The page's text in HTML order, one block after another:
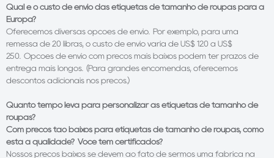
Qual é o custo de envio das etiquetas de tamanho de roupas para a
Europa?
Oferecemos diversas opções de envio. Por exemplo, para uma
remessa de 20 libras, o custo de envio varia de US$ 120 a US$
250. Opções de envio com preços mais baixos podem ter prazos de
entrega mais longos. (Para grandes encomendas, oferecemos
descontos adicionais nos preços.)
Quanto tempo leva para personalizar as etiquetas de tamanho de
roupas?
Com preços tão baixos para etiquetas de tamanho de roupas, como
está a qualidade? Você tem certificados?
Nossos preços baixos se devem ao fato de sermos uma fábrica na